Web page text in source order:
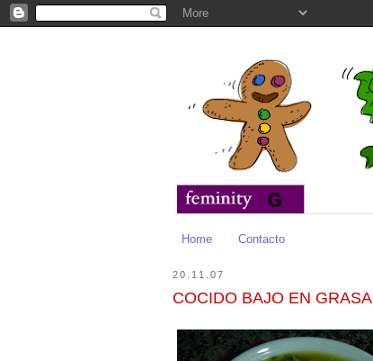
Home Contacto
20.11.07
COCIDO BAJO EN GRASA